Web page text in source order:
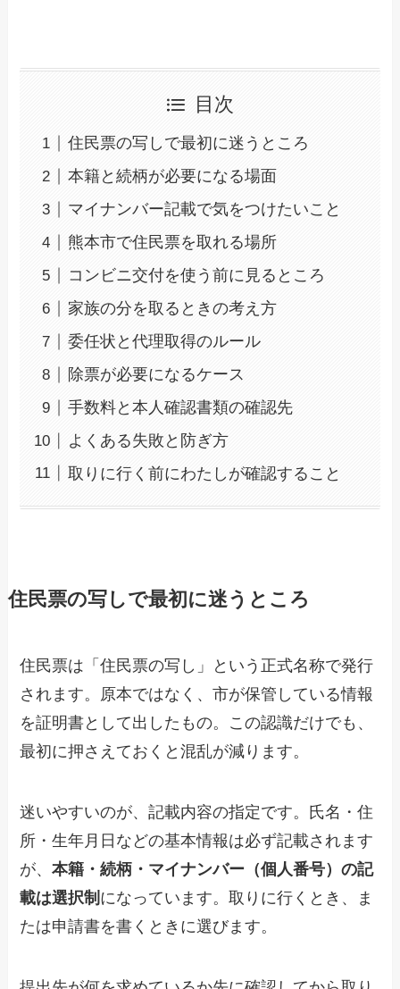
目次
住民票の写しで最初に迷うところ
本籍と続柄が必要になる場面
マイナンバー記載で気をつけたいこと
熊本市で住民票を取れる場所
コンビニ交付を使う前に見るところ
家族の分を取るときの考え方
委任状と代理取得のルール
除票が必要になるケース
手数料と本人確認書類の確認先
よくある失敗と防ぎ方
取りに行く前にわたしが確認すること
住民票の写しで最初に迷うところ
住民票は「住民票の写し」という正式名称で発行
されます。原本ではなく、市が保管している情報
を証明書として出したもの。この認識だけでも、
最初に押さえておくと混乱が減ります。
迷いやすいのが、記載内容の指定です。氏名・住
所・生年月日などの基本情報は必ず記載されます
が、本籍・続柄・マイナンバー（個人番号）の記
載は選択制 になっています。取りに行くとき、ま
たは申請書を書くときに選びます。